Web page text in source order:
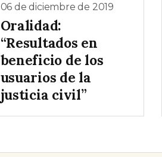
06 de diciembre de 2019
Oralidad:
“Resultados en
beneficio de los
usuarios de la
justicia civil”